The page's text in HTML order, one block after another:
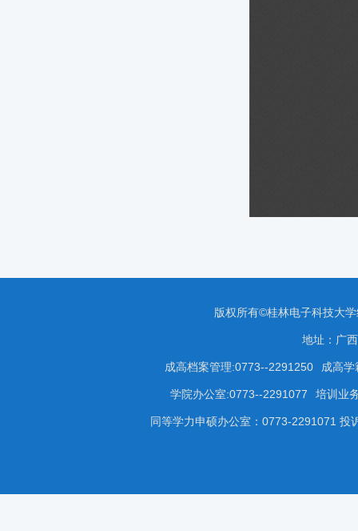
版权所有©桂林电子科技大
地址：广
成高档案管理:0773--2291250 成高
学院办公室:0773--2291077 培训业
同等学力申硕办公室：0773-2291071